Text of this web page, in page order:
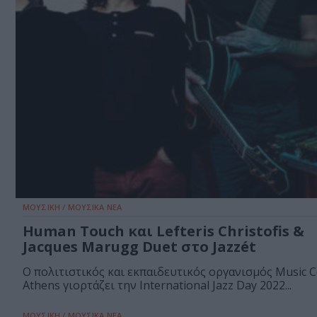
ΜΟΥΣΙΚΗ / ΜΟΥΣΙΚΑ ΝΕΑ
Human Touch και Lefteris Christofis &
Jacques Marugg Duet στο Jazzét
Ο πολιτιστικός και εκπαιδευτικός οργανισμός Music
Athens γιορτάζει την International Jazz Day 2022...